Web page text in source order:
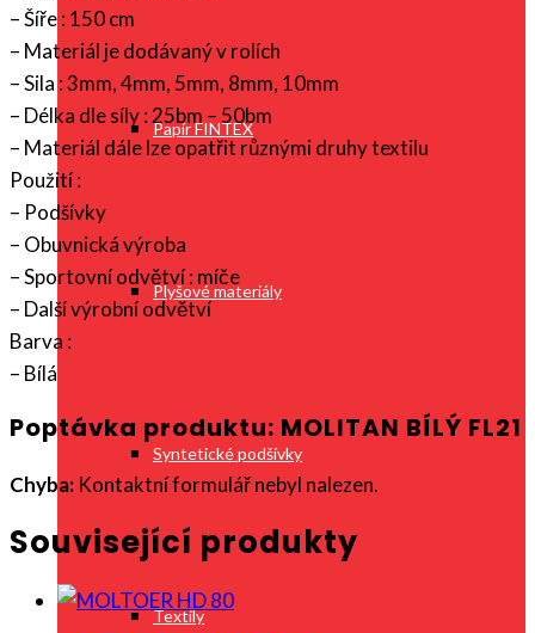
Papír FINTEX
Plyšové materiály
Syntetické podšívky
Textily
– Šíře : 150 cm
– Materiál je dodávaný v rolích
– Sila : 3mm, 4mm, 5mm, 8mm, 10mm
– Délka dle síly : 25bm – 50bm
– Materiál dále lze opatřit různými druhy textilu
Použití :
– Podšívky
– Obuvnická výroba
– Sportovní odvětví : míče
– Další výrobní odvětví
Barva :
– Bílá
Poptávka produktu: MOLITAN BÍLÝ FL21
Chyba: Kontaktní formulář nebyl nalezen.
Související produkty